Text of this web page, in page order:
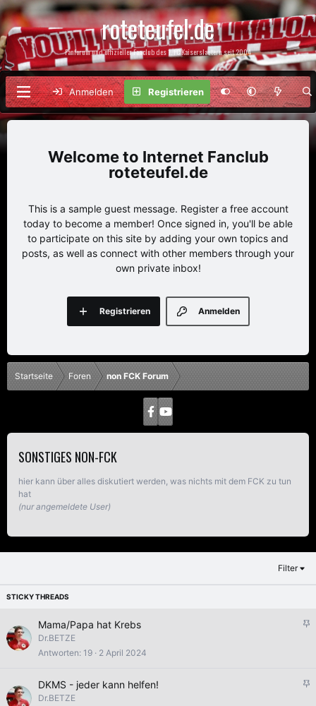
roteteufel.de
Fanforum und offizieller Fanclub des 1. FC Kaiserslautern seit 2004
Anmelden Registrieren
Internet Fanclub
roteteufel.de
This is a sample guest message. Register a free account
today to become a member! Once signed in, you'll be able
to participate on this site by adding your own topics and
posts, as well as connect with other members through your
own private inbox!
Anmelden
Registrieren
Startseite Foren non FCK Forum
SONSTIGES NON-FCK
hier kann über alles diskutiert werden, was nichts mit dem FCK zu tun
hat
(nur angemeldete User)
Filter
A
Mama/Papa hat Krebs
Dr.BETZE
Antworten 19 2 April 2024
A
DKMS - jeder kann helfen!
Dr.BETZE